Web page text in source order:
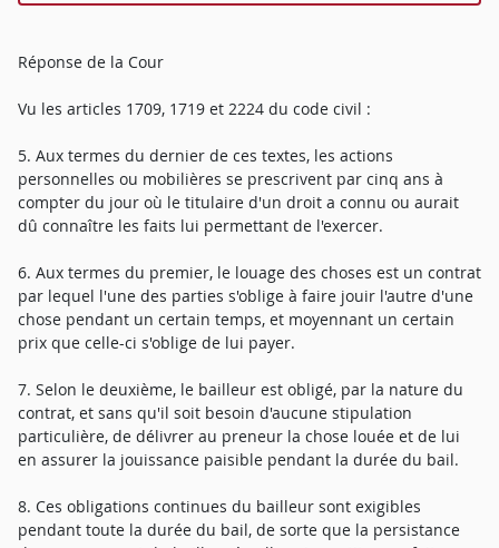
Réponse de la Cour
Vu les articles 1709, 1719 et 2224 du code civil :
5. Aux termes du dernier de ces textes, les actions
personnelles ou mobilières se prescrivent par cinq ans à
compter du jour où le titulaire d'un droit a connu ou aurait
dû connaître les faits lui permettant de l'exercer.
6. Aux termes du premier, le louage des choses est un contrat
par lequel l'une des parties s'oblige à faire jouir l'autre d'une
chose pendant un certain temps, et moyennant un certain
prix que celle-ci s'oblige de lui payer.
7. Selon le deuxième, le bailleur est obligé, par la nature du
contrat, et sans qu'il soit besoin d'aucune stipulation
particulière, de délivrer au preneur la chose louée et de lui
en assurer la jouissance paisible pendant la durée du bail.
8. Ces obligations continues du bailleur sont exigibles
pendant toute la durée du bail, de sorte que la persistance